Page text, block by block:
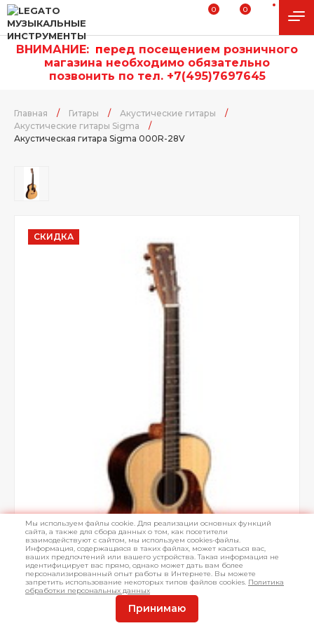
0 0
ВНИМАНИЕ: перед посещением розничного
магазина необходимо обязательно
позвонить по тел. +7(495)7697645
Главная / Гитары / Акустические гитары
/
Акустические гитары Sigma
/
Акустическая гитара Sigma 000R-28V
СКИДКА
Мы используем файлы cookie. Для реализации основных функций
сайта, а также для сбора данных о том, как посетители
взаимодействуют с сайтом, мы используем cookies-файлы.
Информация, содержащаяся в таких файлах, может касаться вас,
ваших предпочтений или вашего устройства. Такая информация не
идентифицирует вас прямо, однако может дать вам более
персонализированный опыт работы в Интернете. Вы можете
запретить использование некоторых типов файлов cookies. Политика
обработки персональных данных
Принимаю